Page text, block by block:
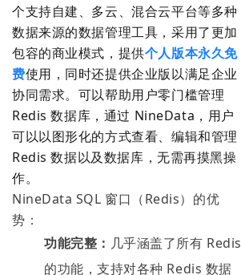
个支持自建、多云、混合云平台等多种
数据来源的数据管理工具，采用了更加
包容的商业模式，提供个人版本永久免
费使用，同时还提供企业版以满足企业
协同需求。可以帮助用户零门槛管理
Redis 数据库，通过 NineData，用户
可以以图形化的方式查看、编辑和管理
Redis 数据以及数据库，无需再摸黑操
作。
NineData SQL 窗口（Redis）的优
势：
功能完整： 几乎涵盖了所有 Redis
的功能，支持对各种 Redis 数据